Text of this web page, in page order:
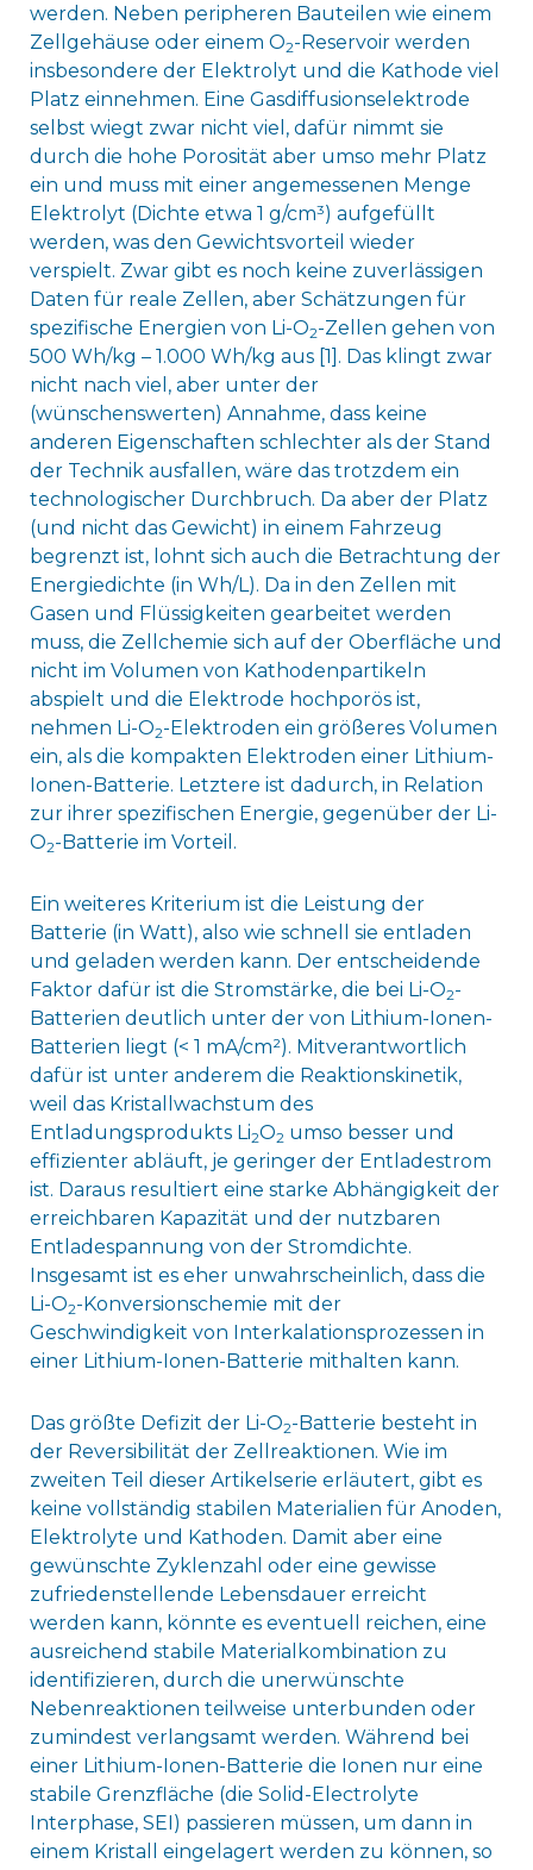
werden. Neben peripheren Bauteilen wie einem
Zellgehäuse oder einem O2-Reservoir werden
insbesondere der Elektrolyt und die Kathode viel
Platz einnehmen. Eine Gasdiffusionselektrode
selbst wiegt zwar nicht viel, dafür nimmt sie
durch die hohe Porosität aber umso mehr Platz
ein und muss mit einer angemessenen Menge
Elektrolyt (Dichte etwa 1 g/cm³) aufgefüllt
werden, was den Gewichtsvorteil wieder
verspielt. Zwar gibt es noch keine zuverlässigen
Daten für reale Zellen, aber Schätzungen für
spezifische Energien von Li-O2-Zellen gehen von
500 Wh/kg – 1.000 Wh/kg aus [1]. Das klingt zwar
nicht nach viel, aber unter der
(wünschenswerten) Annahme, dass keine
anderen Eigenschaften schlechter als der Stand
der Technik ausfallen, wäre das trotzdem ein
technologischer Durchbruch. Da aber der Platz
(und nicht das Gewicht) in einem Fahrzeug
begrenzt ist, lohnt sich auch die Betrachtung der
Energiedichte (in Wh/L). Da in den Zellen mit
Gasen und Flüssigkeiten gearbeitet werden
muss, die Zellchemie sich auf der Oberfläche und
nicht im Volumen von Kathodenpartikeln
abspielt und die Elektrode hochporös ist,
nehmen Li-O2-Elektroden ein größeres Volumen
ein, als die kompakten Elektroden einer Lithium-
Ionen-Batterie. Letztere ist dadurch, in Relation
zur ihrer spezifischen Energie, gegenüber der Li-
O2-Batterie im Vorteil.
Ein weiteres Kriterium ist die Leistung der
Batterie (in Watt), also wie schnell sie entladen
und geladen werden kann. Der entscheidende
Faktor dafür ist die Stromstärke, die bei Li-O2-
Batterien deutlich unter der von Lithium-Ionen-
Batterien liegt (< 1 mA/cm²). Mitverantwortlich
dafür ist unter anderem die Reaktionskinetik,
weil das Kristallwachstum des
Entladungsprodukts Li2O2 umso besser und
effizienter abläuft, je geringer der Entladestrom
ist. Daraus resultiert eine starke Abhängigkeit der
erreichbaren Kapazität und der nutzbaren
Entladespannung von der Stromdichte.
Insgesamt ist es eher unwahrscheinlich, dass die
Li-O2-Konversionschemie mit der
Geschwindigkeit von Interkalationsprozessen in
einer Lithium-Ionen-Batterie mithalten kann.
Das größte Defizit der Li-O2-Batterie besteht in
der Reversibilität der Zellreaktionen. Wie im
zweiten Teil dieser Artikelserie erläutert, gibt es
keine vollständig stabilen Materialien für Anoden,
Elektrolyte und Kathoden. Damit aber eine
gewünschte Zyklenzahl oder eine gewisse
zufriedenstellende Lebensdauer erreicht
werden kann, könnte es eventuell reichen, eine
ausreichend stabile Materialkombination zu
identifizieren, durch die unerwünschte
Nebenreaktionen teilweise unterbunden oder
zumindest verlangsamt werden. Während bei
einer Lithium-Ionen-Batterie die Ionen nur eine
stabile Grenzfläche (die Solid-Electrolyte
Interphase, SEI) passieren müssen, um dann in
einem Kristall eingelagert werden zu können, so